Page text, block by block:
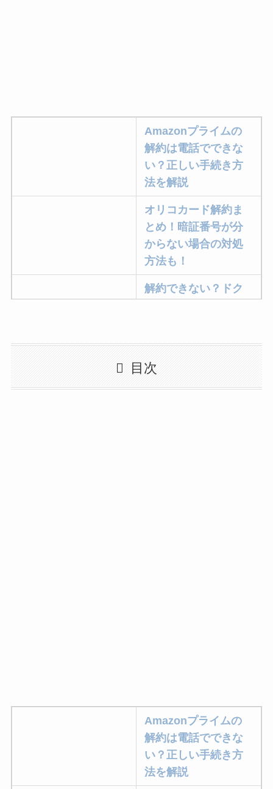
Amazonプライムの
解約は電話でできな
い？正しい手続き方
法を解説
オリコカード解約ま
とめ！暗証番号が分
からない場合の対処
方法も！
解約できない？ドク
解約方法まとめ！契
約期間が過ぎた場合
解約できない？バロ
ニーを電話から解約
する方法を完全攻略
目次
Amazonプライムの
解約は電話でできな
い？正しい手続き方
法を解説